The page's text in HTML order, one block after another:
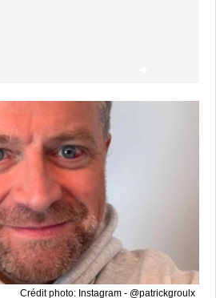
Crédit photo: Instagram - @patrickgroulx